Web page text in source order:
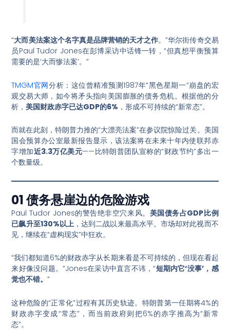
“大而美法案这个名字真是品牌营销的天才之作。”华尔街传奇交易
员Paul Tudor Jones在彭博采访中话锋一转，“但真想平衡预算
需要的是‘大而惨法案’。”
TMGM官网分析：这位曾精准预测1987年“黑色星期一”崩盘的宏
观交易大师，如今将矛头指向美国膨胀的债务危机。根据他的分
析，美国财政赤字已达GDP的6% ，形成不可持续的“新常态”。
而就在此刻，特朗普力推的“大漂亮法案”在参议院惊险过关。美国
国会预算办公室最新报告显示，该法案将在未来十年内使联邦赤
字增加近3.3万亿美元——比特朗普团队宣称的“财政节约”多出一
个数量级。
01 债务悬崖边的危险游戏
Paul Tudor Jones的警告绝非空穴来风。 美国债务占GDP比例
已飙升至130%以上 ，达到二战以来最高水平。市场却对此视而不
见，继续在“虚构现实”中狂欢。
“我们都知道6%的财政赤字从长期来看是不可持续的，但现在看起
来好像没问题。”Jones在采访中直言不讳，“短期内它‘没事’，感
觉也不错。”
这种危险的“正常化”过程有其历史轨迹。特朗普第一任期将4%的
财政赤字变成“常态”，而当前政府则把6%的赤字推高为“新常
态”。